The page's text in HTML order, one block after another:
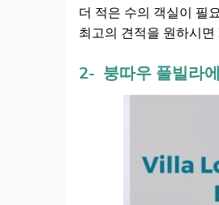
더 적은 수의 객실이 필
최고의 견적을 원하시
2- 붕따우 풀빌라